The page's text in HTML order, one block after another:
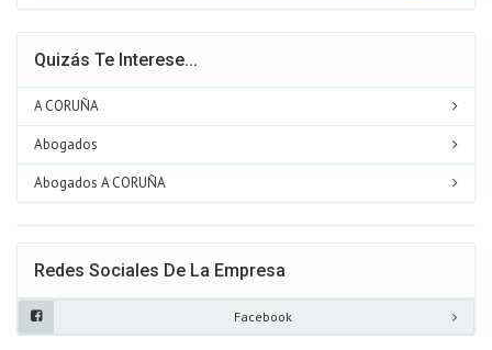
Quizás Te Interese...
A CORUÑA
Abogados
Abogados A CORUÑA
Redes Sociales De La Empresa
Facebook